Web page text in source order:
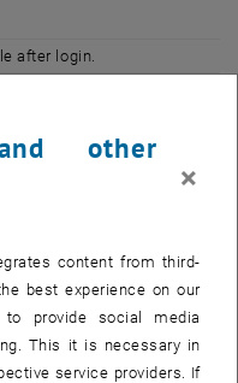
after login.
den Weg aus Ihrer
achten Mal können Sie
heuer wieder weitergeben,
tun sich zusammen
ihre Tore. Der Innenhof wird
other
×
content from third-
best experience on our
to provide social media
This it is necessary in
service providers. If